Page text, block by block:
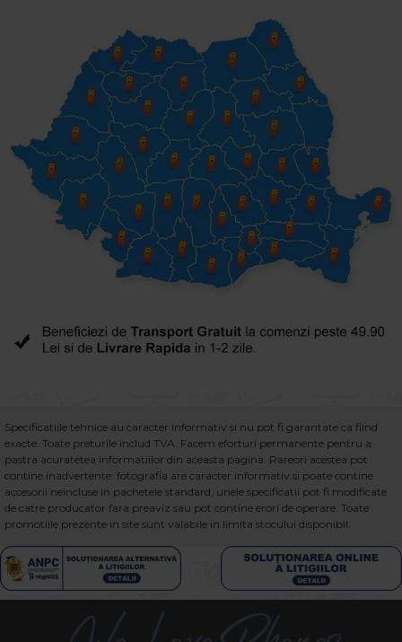
Specificatiile tehnice au caracter informativ si nu pot fi garantate ca fiind
exacte. Toate preturile includ TVA. Facem eforturi permanente pentru a
pastra acuratetea informatiilor din aceasta pagina. Rareori acestea pot
contine inadvertente: fotografia are caracter informativ si poate contine
accesorii neincluse in pachetele standard, unele specificatii pot fi modificate
de catre producator fara preaviz sau pot contine erori de operare. Toate
promotiile prezente in site sunt valabile in limita stocului disponibil.